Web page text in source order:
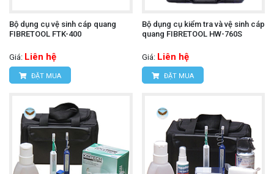
Bộ dụng cụ vệ sinh cáp quang
FIBRETOOL FTK-400
Giá: Liên hệ
ĐẶT MUA
Bộ dụng cụ kiểm tra và vệ sinh cáp
quang FIBRETOOL HW-760S
Giá: Liên hệ
ĐẶT MUA